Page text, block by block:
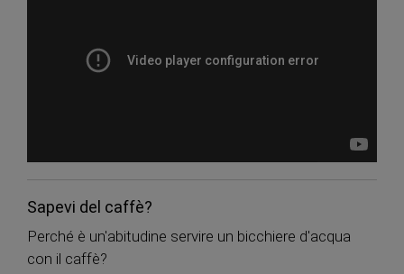
Sapevi del caffè?
Perché è un'abitudine servire un bicchiere d'acqua
con il caffè?